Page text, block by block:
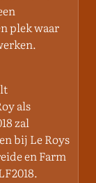
plek waar
als
zal
bij Le Roys
en Farm